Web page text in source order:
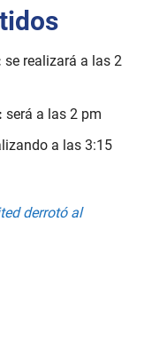
se realizará a las 2
será a las 2 pm
a las 3:15
derrotó al